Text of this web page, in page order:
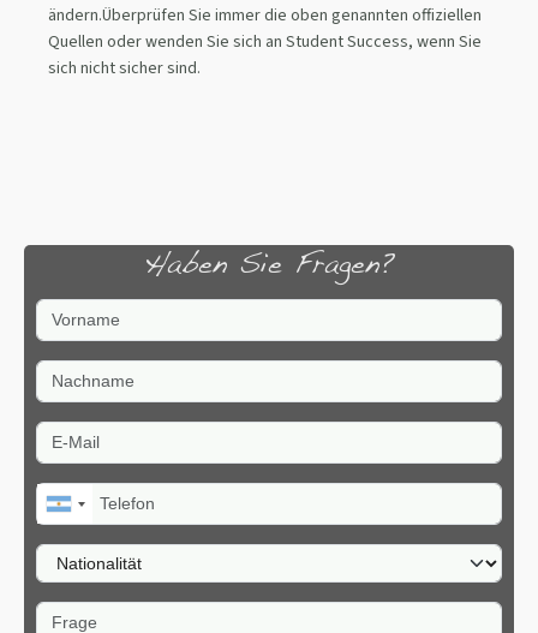
ändern.Überprüfen Sie immer die oben genannten offiziellen
Quellen oder wenden Sie sich an Student Success, wenn Sie
sich nicht sicher sind.
Haben Sie Fragen?
Vorname
Nachname
E-Mail
Telefon
Nationalität
Frage